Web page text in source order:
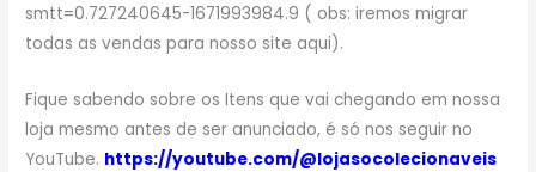
smtt=0.727240645-1671993984.9 ( obs: iremos migrar
todas as vendas para nosso site aqui).
Fique sabendo sobre os Itens que vai chegando em nossa
loja mesmo antes de ser anunciado, é só nos seguir no
YouTube. https://youtube.com/@lojasocolecionaveis